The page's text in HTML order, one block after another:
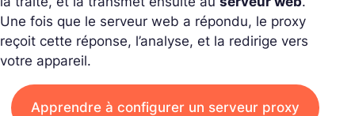
Une fois que le serveur web a répondu, le proxy
reçoit cette réponse, l’analyse, et la redirige vers
votre appareil.
Apprendre à configurer un serveur proxy